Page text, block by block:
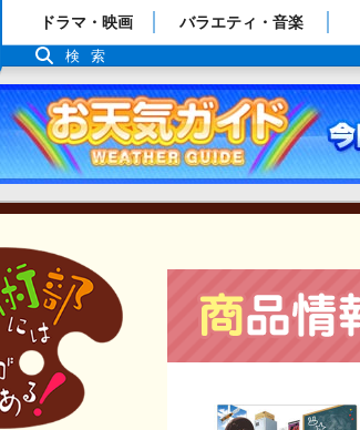
「TBSテレビ」トップページ
番組表
ドラマ・映画 バラエティ・音楽
検索